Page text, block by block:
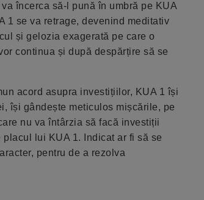
încerca să-l pună în umbră pe KUA
1 se va retrage, devenind meditativ
și gelozia exagerată pe care o
continua și după despărțire să se
acord asupra investițiilor, KUA 1 își
își gândește meticulos mișcările, pe
nu va întârzia să facă investiții
lui KUA 1. Indicat ar fi să se
pentru de a rezolva